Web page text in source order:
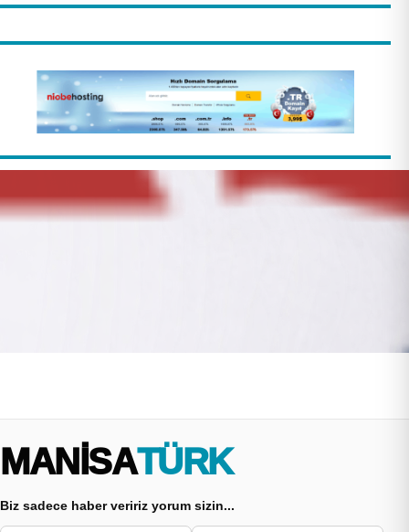
MANİSA TÜRK
Biz sadece haber veririz yorum sizin...